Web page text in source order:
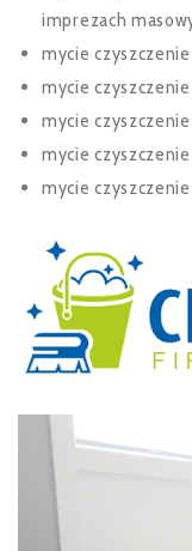
imprezach
mycie
mycie
mycie
mycie
mycie